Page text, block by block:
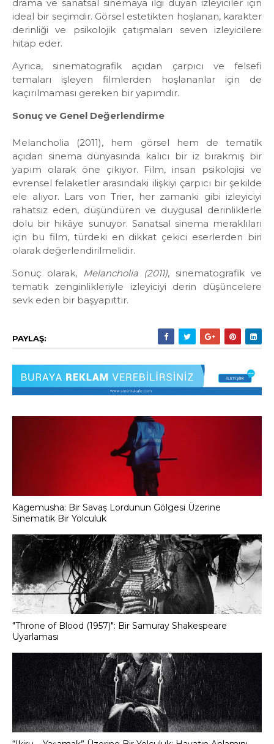
drama ve sanatsal sinemaya ilgi duyan izleyiciler için
ideal bir seçimdir. Görsel estetikten hoşlanan, karakter
derinliği ve psikolojik çatışmaları seven izleyicilere
hitap eder.
Ayrıca, sinematografik açıdan çarpıcı ve felsefi
temaları işleyen filmlerden hoşlananlar için de
kaçırılmaması gereken bir yapımdır.
Sonuç ve Genel Değerlendirme
Melancholia (2011), hem görsel hem de tematik
açıdan sinema dünyasında kalıcı bir iz bırakmış bir
yapım olarak öne çıkıyor. Film, insan psikolojisi ve
evrensel felaketler arasındaki ilişkiyi çarpıcı bir şekilde
ele alıyor. Lars von Trier, her zamanki gibi izleyiciyi
rahatsız eden, düşündüren ve duygusal derinliklerle
dolu bir hikâye sunuyor. Sanatsal sinema meraklıları
için bu film, türdeki en dikkat çekici eserlerden biri
olarak değerlendirilmelidir.
Sonuç olarak, Melancholia (2011), sinematografik ve
tematik zenginlikleriyle izleyiciyi derin düşüncelere
sevk eden bir başyapıttır.
PAYLAŞ:
Kagemusha: Bir Savaş Lordunun Gölgesi Üzerine
Sinematik Bir Yolculuk
"Throne of Blood (1957)": Bir Samuray Shakespeare
Uyarlaması